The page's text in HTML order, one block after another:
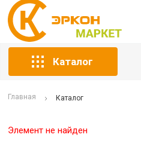
Каталог
Главная Каталог
Элемент не найден